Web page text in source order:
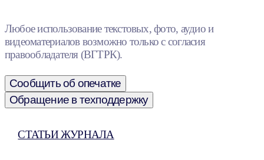
Любое использование текстовых, фото, аудио и
видеоматериалов возможно только с согласия
правообладателя (ВГТРК).
Сообщить об опечатке
Обращение в техподдержку
СТАТЬИ ЖУРНАЛА